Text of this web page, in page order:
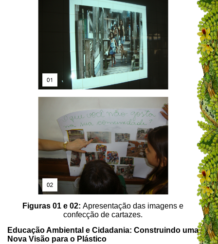
Figuras 01 e 02: Apresentação das imagens e
confecção de cartazes.
Educação Ambiental e Cidadania: Construindo uma
Nova Visão para o Plástico